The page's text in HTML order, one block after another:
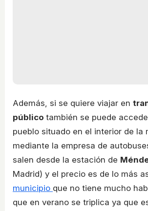
Además, si se quiere viajar en
público también se puede
pueblo situado en el interior de la
mediante la empresa de
salen desde la estación de
Madrid) y el precio es de lo más
municipio que no tiene mucho
que en verano se triplica ya que